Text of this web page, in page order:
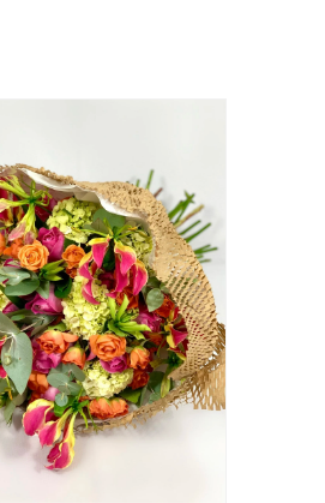
DETALHES